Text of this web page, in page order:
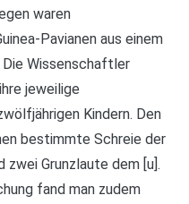
waren
Pavianen aus einem
Die Wissenschaftler
jeweilige
Kindern. Den
bestimmte Schreie der
zwei Grunzlaute dem [u].
fand man zudem